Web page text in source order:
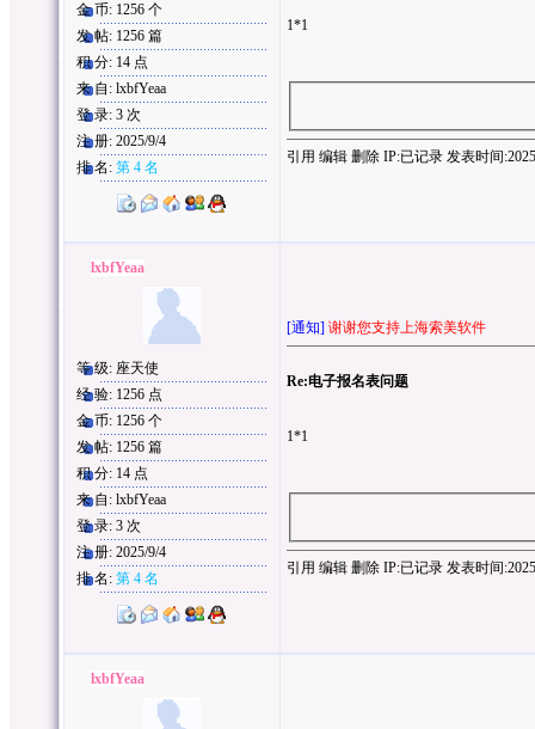
金 币: 1256 个
发 帖: 1256 篇
积 分: 14 点
来 自: lxbfYeaa
登 录: 3 次
注 册: 2025/9/4
排 名: 第 4 名
1*1
引用 编辑 删除 IP:已记录 发表时间
lxbfYeaa
等 级: 座天使
经 验: 1256 点
金 币: 1256 个
发 帖: 1256 篇
积 分: 14 点
来 自: lxbfYeaa
登 录: 3 次
注 册: 2025/9/4
排 名: 第 4 名
[通知] 谢谢您支持上海索美软件
Re:电子报名表问题
1*1
引用 编辑 删除 IP:已记录 发表时间
lxbfYeaa